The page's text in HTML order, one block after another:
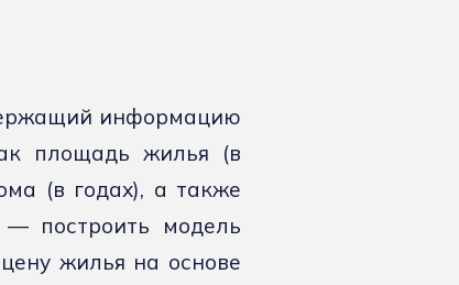
информацию
площадь жилья (в
(в годах), а также
построить модель
жилья на основе